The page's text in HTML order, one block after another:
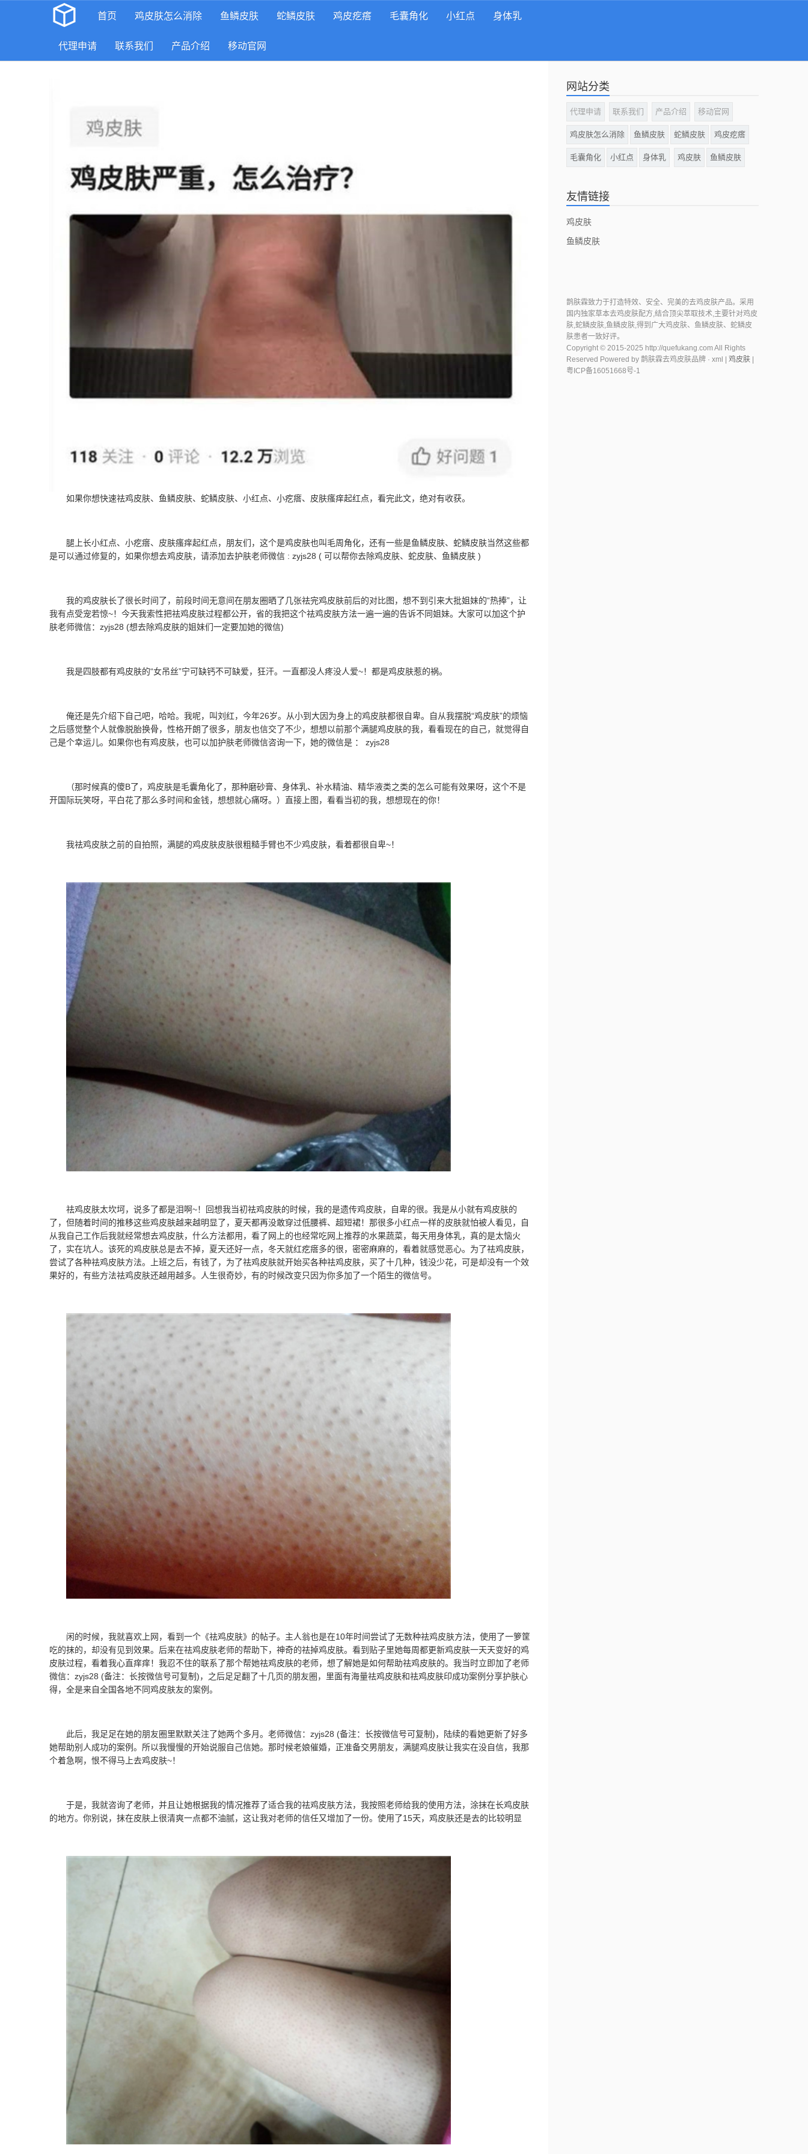
首页 鸡皮肤怎么消除 鱼鳞皮肤 蛇鳞皮肤 鸡皮疙瘩 毛囊角化 小红点 身体乳
代理申请 联系我们 产品介绍 移动官网
如果你想快速祛鸡皮肤、鱼鳞皮肤、蛇鳞皮肤、小红点、小疙瘩、皮肤瘙痒起红点，看完此文，绝对有收获。
腿上长小红点、小疙瘩、皮肤瘙痒起红点，朋友们，这个是鸡皮肤也叫毛周角化，还有一些是鱼鳞皮肤、蛇鳞皮肤当然这些都
是可以通过修复的，如果你想去鸡皮肤，请添加去护肤老师微信 : zyjs28 ( 可以帮你去除鸡皮肤、蛇皮肤、鱼鳞皮肤 )
我的鸡皮肤长了很长时间了，前段时间无意间在朋友圈晒了几张祛完鸡皮肤前后的对比图，想不到引来大批姐妹的“热捧”，让
我有点受宠若惊~！今天我索性把祛鸡皮肤过程都公开，省的我把这个祛鸡皮肤方法一遍一遍的告诉不同姐妹。大家可以加这个护
肤老师微信：zyjs28 (想去除鸡皮肤的姐妹们一定要加她的微信)
我是四肢都有鸡皮肤的“女吊丝”宁可缺钙不可缺爱，狂汗。一直都没人疼没人爱~！都是鸡皮肤惹的祸。
俺还是先介绍下自己吧，哈哈。我呢，叫刘红，今年26岁。从小到大因为身上的鸡皮肤都很自卑。自从我摆脱“鸡皮肤”的烦恼
之后感觉整个人就像脱胎换骨，性格开朗了很多，朋友也信交了不少，想想以前那个满腿鸡皮肤的我，看看现在的自己，就觉得自
己是个幸运儿。如果你也有鸡皮肤，也可以加护肤老师微信咨询一下，她的微信是 ： zyjs28
（那时候真的傻B了，鸡皮肤是毛囊角化了，那种磨砂膏、身体乳、补水精油、精华液类之类的怎么可能有效果呀，这个不是
开国际玩笑呀，平白花了那么多时间和金钱，想想就心痛呀。）直接上图，看看当初的我，想想现在的你！
我祛鸡皮肤之前的自拍照，满腿的鸡皮肤皮肤很粗糙手臂也不少鸡皮肤，看着都很自卑~！
祛鸡皮肤太坎坷，说多了都是泪啊~！回想我当初祛鸡皮肤的时候，我的是遗传鸡皮肤，自卑的很。我是从小就有鸡皮肤的
了，但随着时间的推移这些鸡皮肤越来越明显了，夏天都再没敢穿过低腰裤、超短裙！那很多小红点一样的皮肤就怕被人看见，自
从我自己工作后我就经常想去鸡皮肤，什么方法都用，看了网上的也经常吃网上推荐的水果蔬菜，每天用身体乳，真的是太恼火
了，实在坑人。该死的鸡皮肤总是去不掉，夏天还好一点，冬天就红疙瘩多的很，密密麻麻的，看着就感觉恶心。为了祛鸡皮肤，
尝试了各种祛鸡皮肤方法。上班之后，有钱了，为了祛鸡皮肤就开始买各种祛鸡皮肤，买了十几种，钱没少花，可是却没有一个效
果好的，有些方法祛鸡皮肤还越用越多。人生很奇妙，有的时候改变只因为你多加了一个陌生的微信号。
闲的时候，我就喜欢上网，看到一个《祛鸡皮肤》的帖子。主人翁也是在10年时间尝试了无数种祛鸡皮肤方法，使用了一箩筐
吃的抹的，却没有见到效果。后来在祛鸡皮肤老师的帮助下，神奇的祛掉鸡皮肤。看到贴子里她每周都更新鸡皮肤一天天变好的鸡
皮肤过程，看着我心直痒痒！我忍不住的联系了那个帮她祛鸡皮肤的老师，想了解她是如何帮助祛鸡皮肤的。我当时立即加了老师
微信：zyjs28 (备注：长按微信号可复制)，之后足足翻了十几页的朋友圈，里面有海量祛鸡皮肤和祛鸡皮肤印成功案例分享护肤心
得，全是来自全国各地不同鸡皮肤友的案例。
此后，我足足在她的朋友圈里默默关注了她两个多月。老师微信：zyjs28 (备注：长按微信号可复制)，陆续的看她更新了好多
她帮助别人成功的案例。所以我慢慢的开始说服自己信她。那时候老娘催婚，正准备交男朋友，满腿鸡皮肤让我实在没自信，我那
个着急啊，恨不得马上去鸡皮肤~！
于是，我就咨询了老师，并且让她根据我的情况推荐了适合我的祛鸡皮肤方法，我按照老师给我的使用方法，涂抹在长鸡皮肤
的地方。你别说，抹在皮肤上很清爽一点都不油腻，这让我对老师的信任又增加了一份。使用了15天，鸡皮肤还是去的比较明显
网站分类
代理申请 联系我们 产品介绍 移动官网
鸡皮肤怎么消除 鱼鳞皮肤 蛇鳞皮肤 鸡皮疙瘩
毛囊角化 小红点 身体乳 鸡皮肤 鱼鳞皮肤
友情链接
鸡皮肤
鱼鳞皮肤
鹊肤霖致力于打造特效、安全、完美的去鸡皮肤产品。采用
国内独家草本去鸡皮肤配方,结合顶尖萃取技术,主要针对鸡皮
肤,蛇鳞皮肤,鱼鳞皮肤,得到广大鸡皮肤、鱼鳞皮肤、蛇鳞皮
肤患者一致好评。
Copyright © 2015-2025 http://quefukang.com All Rights
Reserved Powered by 鹊肤霖去鸡皮肤品牌 · xml | 鸡皮肤
粤ICP备16051668号-1